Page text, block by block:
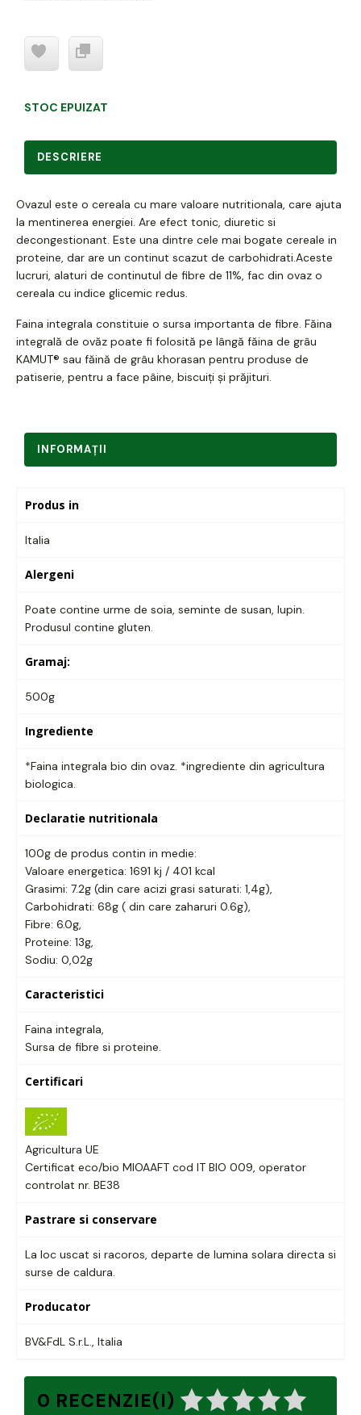
STOC EPUIZAT
DESCRIERE
Ovazul este o cereala cu mare valoare nutritionala, care ajuta
la mentinerea energiei. Are efect tonic, diuretic si
decongestionant. Este una dintre cele mai bogate cereale in
proteine, dar are un continut scazut de carbohidrati.Aceste
lucruri, alaturi de continutul de fibre de 11%, fac din ovaz o
cereala cu indice glicemic redus.
Faina integrala constituie o sursa importanta de fibre. Făina
integrală de ovăz poate fi folosită pe lângă făina de grâu
KAMUT® sau făină de grâu khorasan pentru produse de
patiserie, pentru a face pâine, biscuiți și prăjituri.
INFORMAŢII
Produs in
Italia
Alergeni
Poate contine urme de soia, seminte de susan, lupin.
Produsul contine gluten.
Gramaj:
500g
Ingrediente
*Faina integrala bio din ovaz. *ingrediente din agricultura
biologica.
Declaratie nutritionala
100g de produs contin in medie:
Valoare energetica: 1691 kj / 401 kcal
Grasimi: 7.2g (din care acizi grasi saturati: 1,4g),
Carbohidrati: 68g ( din care zaharuri 0.6g),
Fibre: 6.0g,
Proteine: 13g,
Sodiu: 0,02g
Caracteristici
Faina integrala,
Sursa de fibre si proteine.
Certificari
Agricultura UE
Certificat eco/bio MIOAAFT cod IT BIO 009, operator
controlat nr. BE38
Pastrare si conservare
La loc uscat si racoros, departe de lumina solara directa si
surse de caldura.
Producator
BV&FdL S.r.L., Italia
0 RECENZIE(I)